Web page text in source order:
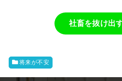
社畜を抜け出
将来が不安